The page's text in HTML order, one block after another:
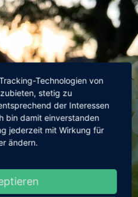
Technologien von
stetig zu
der Interessen
bin damit einverstanden
jederzeit mit Wirkung für
ändern.